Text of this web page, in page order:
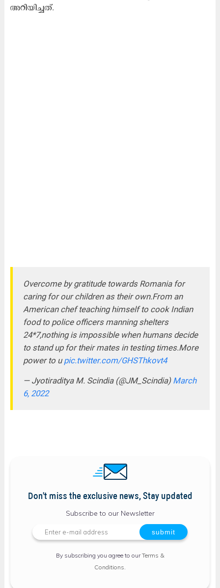
അറിയിച്ചത്.
Overcome by gratitude towards Romania for
caring for our children as their own.From an
American chef teaching himself to cook Indian
food to police officers manning shelters
24*7,nothing is impossible when humans decide
to stand up for their mates in testing times.More
power to upic.twitter.com/GHSThkovt4
— Jyotiraditya M. Scindia (@JM_Scindia) March
6, 2022
Don't miss the exclusive news, Stay updated
Subscribe to our Newsletter
By subscribing you agree to ourTerms &
Conditions